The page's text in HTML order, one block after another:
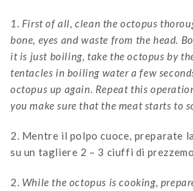
1. First of all, clean the octopus
bone, eyes and waste from the head.
it is just boiling, take the octopus by
tentacles in boiling water a few
octopus up again. Repeat this
you make sure that the meat starts to
2. Mentre il polpo cuoce, preparate
su un tagliere 2 – 3 ciuffi di
2. While the octopus is cooking,